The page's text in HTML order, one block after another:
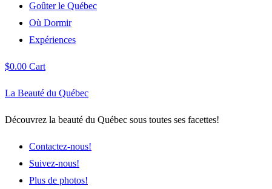
Goûter le Québec
Où Dormir
Expériences
$0.00 Cart
La Beauté du Québec
Découvrez la beauté du Québec sous toutes ses facettes!
Contactez-nous!
Suivez-nous!
Plus de photos!